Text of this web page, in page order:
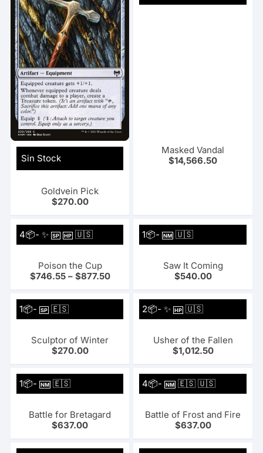
Sin Stock
Goldvein Pick
$270.00
Masked Vandal
$14,566.50
4📦- ✨SP HP 🇺🇸
Poison the Cup
$746.55– $877.50
1📦-NM 🇺🇸
Saw It Coming
$540.00
1📦-SP 🇪🇸
Sculptor of Winter
$270.00
2📦- ✨HP 🇺🇸
Usher of the Fallen
$1,012.50
1📦-NM 🇪🇸
Battle for Bretagard
$637.00
4📦-NM 🇪🇸 🇺🇸
Battle of Frost and Fire
$637.00